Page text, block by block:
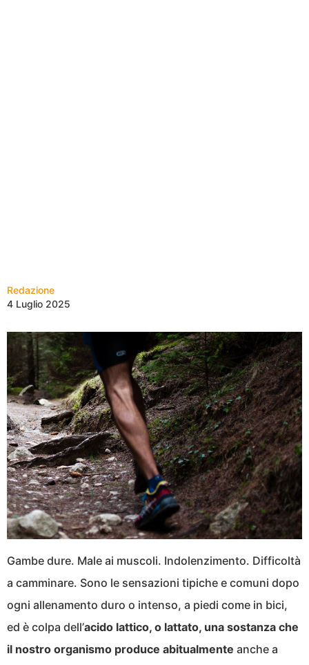
Redazione
4 Luglio 2025
Gambe dure. Male ai muscoli. Indolenzimento. Difficoltà
a camminare. Sono le sensazioni tipiche e comuni dopo
ogni allenamento duro o intenso, a piedi come in bici,
ed è colpa dell’acido lattico, o lattato, una sostanza che
il nostro organismo produce abitualmente anche a